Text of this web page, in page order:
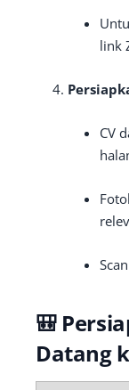
link
CV
🎒
Datang